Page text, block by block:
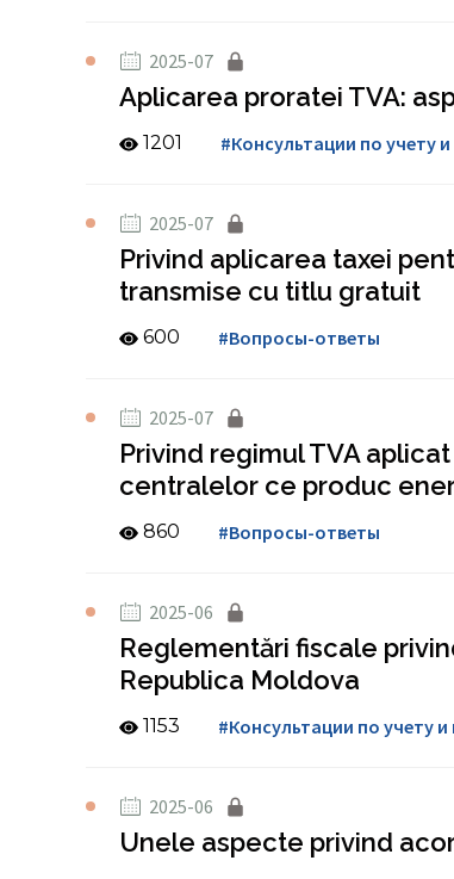
2025-07
Aplicarea proratei TVA:
1201 #Консультации по учету
2025-07
Privind aplicarea taxei
transmise cu titlu gratuit
600 #Вопросы-ответы
2025-07
Privind regimul TVA
centralelor ce produc
860 #Вопросы-ответы
2025-06
Reglementări fiscale
Republica Moldova
1153 #Консультации по учету
2025-06
Unele aspecte privind